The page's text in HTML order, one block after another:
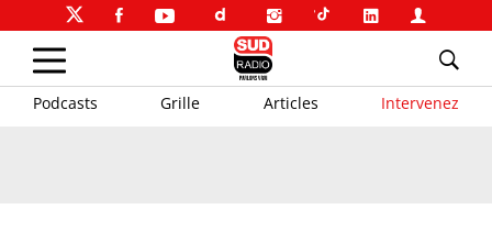
Podcasts Grille Articles Intervenez